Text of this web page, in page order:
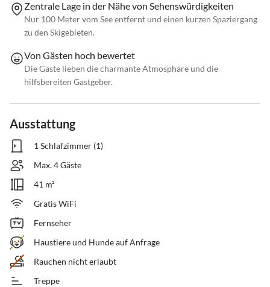
Zentrale Lage in der Nähe von Sehenswürdigkeiten
Nur 100 Meter vom See entfernt und einen kurzen Spaziergang
zu den Skigebieten.
Von Gästen hoch bewertet
Die Gäste lieben die charmante Atmosphäre und die
hilfsbereiten Gastgeber.
Ausstattung
1 Schlafzimmer (1)
Max. 4 Gäste
41 m²
Gratis WiFi
Fernseher
Haustiere und Hunde auf Anfrage
Rauchen nicht erlaubt
Treppe